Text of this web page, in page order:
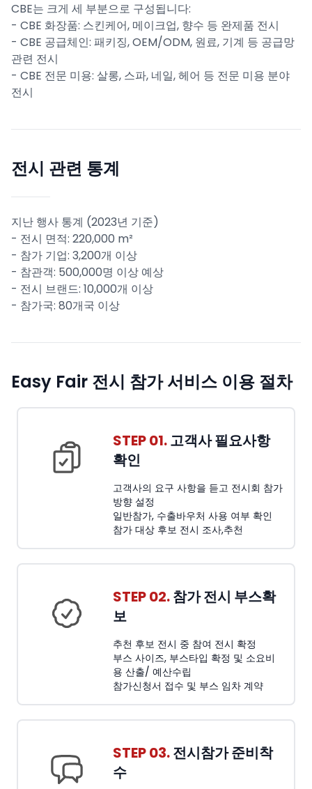
CBE는 크게 세 부분으로 구성됩니다:
- CBE 화장품: 스킨케어, 메이크업, 향수 등 완제품 전시
- CBE 공급체인: 패키징, OEM/ODM, 원료, 기계 등 공급망
관련 전시
- CBE 전문 미용: 살롱, 스파, 네일, 헤어 등 전문 미용 분야
전시
전시 관련 통계
지난 행사 통계 (2023년 기준)
- 전시 면적: 220,000 m²
- 참가 기업: 3,200개 이상
- 참관객: 500,000명 이상 예상
- 전시 브랜드: 10,000개 이상
- 참가국: 80개국 이상
Easy Fair 전시 참가 서비스 이용 절차
STEP 01.고객사 필요사항
확인
고객사의 요구 사항을 듣고 전시회 참가
방향 설정
일반참가, 수출바우처 사용 여부 확인
참가 대상 후보 전시 조사,추천
STEP 02.참가 전시 부스확
보
추천 후보 전시 중 참여 전시 확정
부스 사이즈, 부스타입 확정 및 소요비
용 산출/ 예산수립
참가신청서 접수 및 부스 임차 계약
STEP 03.전시참가 준비착
수